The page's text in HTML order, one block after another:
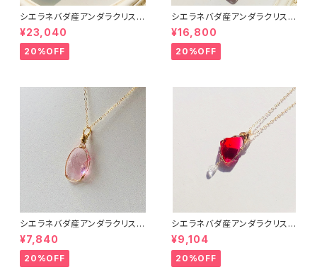
シエラネバダ産アンダラクリスタ
ル★～Gem Eternal Spring～
【世界で1つだけのアンダラペン
ダントトップ】
¥23,040
20%OFF
シエラネバダ産アンダラクリスタ
ル★宝石質～Gem Hart Of G
ot Wthi Pink～【世界で1つだ
けのアンダラペンダントトップ】
¥16,800
20%OFF
シエラネバダ産アンダラクリスタ
ル★宝石質~Gem Heart of G
od With Pink~【世界で1つだけ
のアンダラクリスタルペンダン
ト】
¥7,840
20%OFF
シエラネバダ産アンダラクリスタ
ル★宝石質～Gem Raspberr
y ～【世界で1つだけのアンダラ
ペンダントトップ】
¥9,104
20%OFF